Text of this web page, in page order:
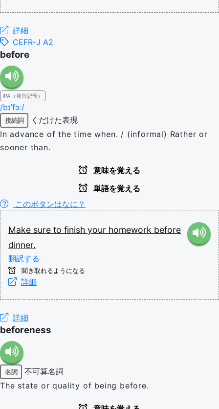
詳細
CEFR-J A2
before
IPA（発音記号）
/bɪˈfɔː/
接続詞
くだけた表現
In advance of the time when. / (informal) Rather or
sooner than.
意味を覚える
単語を覚える
このボタンはなに？
Make sure to finish your homework before
dinner.
翻訳する
聞き取れるようになる
詳細
詳細
beforeness
名詞
不可算名詞
The state or quality of being before.